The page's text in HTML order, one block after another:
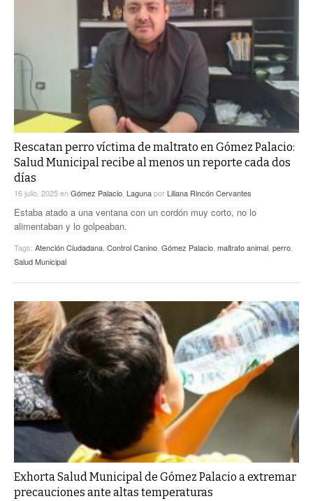
Rescatan perro víctima de maltrato en Gómez Palacio:
Salud Municipal recibe al menos un reporte cada dos
días
16 julio, 2025enGómez Palacio, Lagunapor Liliana Rincón Cervantes
Estaba atado a una ventana con un cordón muy corto, no lo
alimentaban y lo golpeaban.
Tags: Atención Ciudadana, Control Canino, Gómez Palacio, maltrato animal, perro,
Salud Municipal
Exhorta Salud Municipal de Gómez Palacio a extremar
precauciones ante altas temperaturas